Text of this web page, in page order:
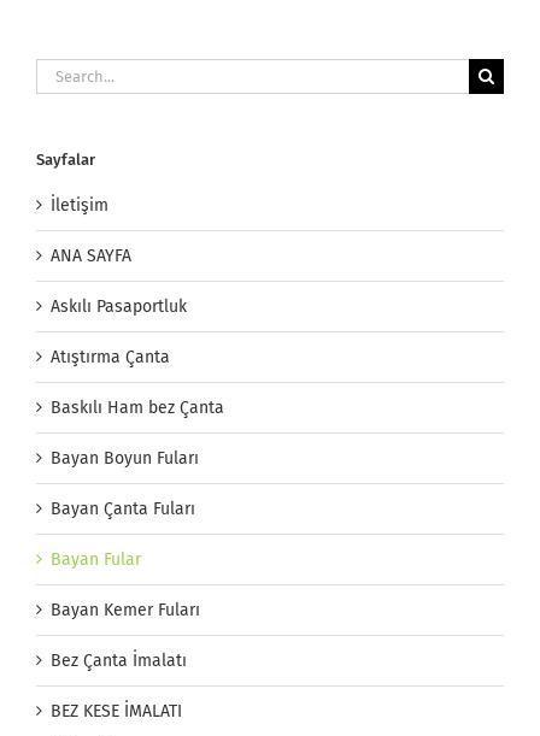
Search
for:
Sayfalar
İletişim
ANA SAYFA
Askılı Pasaportluk
Atıştırma Çanta
Baskılı Ham bez Çanta
Bayan Boyun Fuları
Bayan Çanta Fuları
Bayan Fular
Bayan Kemer Fuları
Bez Çanta İmalatı
BEZ KESE İMALATI